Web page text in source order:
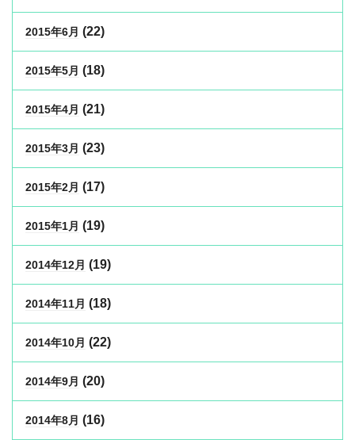
2015年6月 (22)
2015年5月 (18)
2015年4月 (21)
2015年3月 (23)
2015年2月 (17)
2015年1月 (19)
2014年12月 (19)
2014年11月 (18)
2014年10月 (22)
2014年9月 (20)
2014年8月 (16)